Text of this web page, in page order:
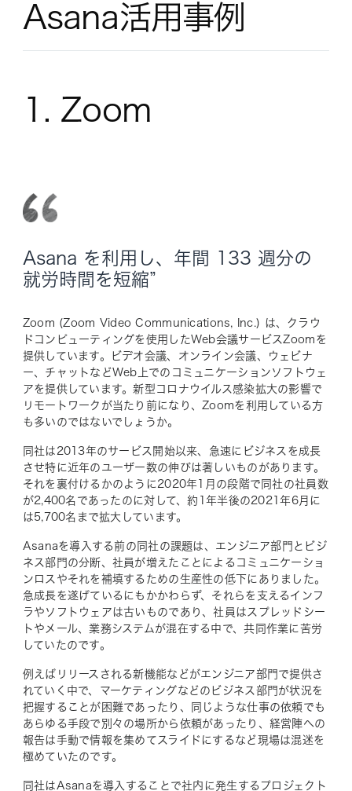
Asana活用事例
1. Zoom
Asana を利用し、年間 133 週分の
就労時間を短縮”
Zoom (Zoom Video Communications, Inc.) は、クラウ
ドコンピューティングを使用したWeb会議サービスZoomを
提供しています。ビデオ会議、オンライン会議、ウェビナ
ー、チャットなどWeb上でのコミュニケーションソフトウェ
アを提供しています。新型コロナウイルス感染拡大の影響で
リモートワークが当たり前になり、Zoomを利用している方
も多いのではないでしょうか。
同社は2013年のサービス開始以来、急速にビジネスを成長
させ特に近年のユーザー数の伸びは著しいものがあります。
それを裏付けるかのように2020年1月の段階で同社の社員数
が2,400名であったのに対して、約1年半後の2021年6月に
は5,700名まで拡大しています。
Asanaを導入する前の同社の課題は、エンジニア部門とビジ
ネス部門の分断、社員が増えたことによるコミュニケーショ
ンロスやそれを補填するための生産性の低下にありました。
急成長を遂げているにもかかわらず、それらを支えるインフ
ラやソフトウェアは古いものであり、社員はスプレッドシー
トやメール、業務システムが混在する中で、共同作業に苦労
していたのです。
例えばリリースされる新機能などがエンジニア部門で提供さ
れていく中で、マーケティングなどのビジネス部門が状況を
把握することが困難であったり、同じような仕事の依頼でも
あらゆる手段で別々の場所から依頼があったり、経営陣への
報告は手動で情報を集めてスライドにするなど現場は混迷を
極めていたのです。
同社はAsanaを導入することで社内に発生するプロジェクト